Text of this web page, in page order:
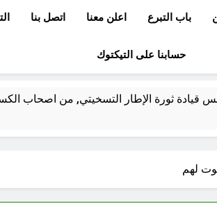
باب التبرع اعلن معنا اتصل بنا
حسابنا على التيكتوك
قيادة ثورة الإطار التسخيتي, من اصحاب
من كان وجدلية بناء الدولة
لهم